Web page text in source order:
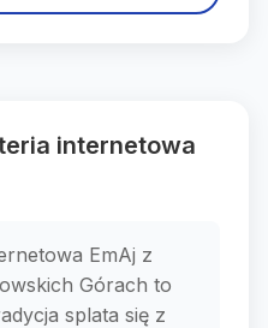
internetowa
EmAj z
Górach to
splata się z